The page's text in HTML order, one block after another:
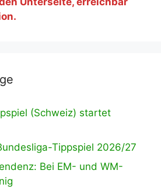
(Schweiz) startet
Tippspiel 2026/27
Bei EM- und WM-